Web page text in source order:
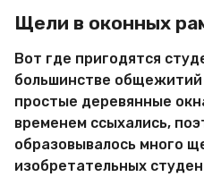
Щели в оконных
Вот где пригодятся
большинстве
простые деревянные
временем ссыхались,
образовывалось много
изобретательных